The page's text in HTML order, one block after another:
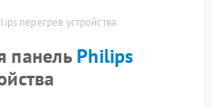
перегрев устройства
панельPhilips